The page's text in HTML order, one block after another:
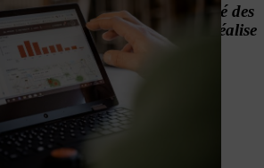
de leader sur le marché des
pour les professionnels, et réalise
nécessaires à cet effet.
Traub, PDG de STIHL
STIHL fait la différence